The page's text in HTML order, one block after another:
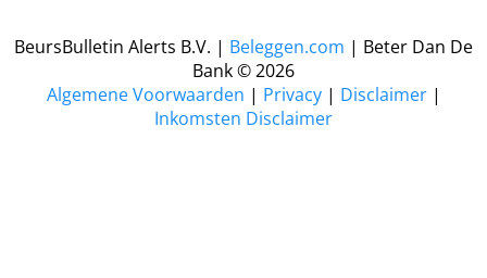
BeursBulletin Alerts B.V. | Beleggen.com | Beter Dan De
Bank © 2026
​Algemene Voorwaarden | Privacy | Disclaimer |
Inkomsten Disclaimer